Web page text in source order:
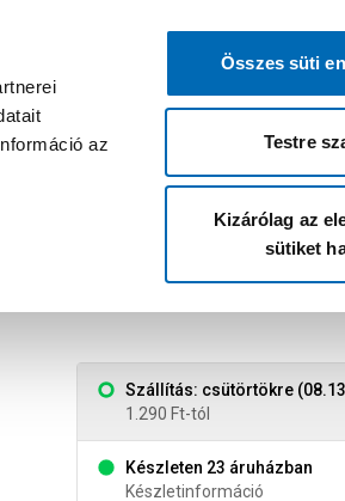
az
Összes süti
Testre
Kizárólag az
sütiket
bejelentkezni?
Áruházak és
Szállítás: csütörtökre
1.290 Ft-tól
Készleten 23 áruházban
Készletinformáció